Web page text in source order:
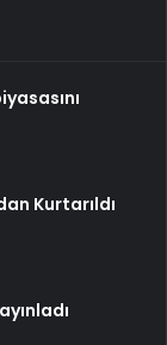
Kurtarıldı